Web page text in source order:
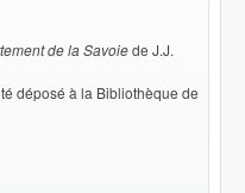
de la Savoiede J.J.
déposé à la Bibliothèque de